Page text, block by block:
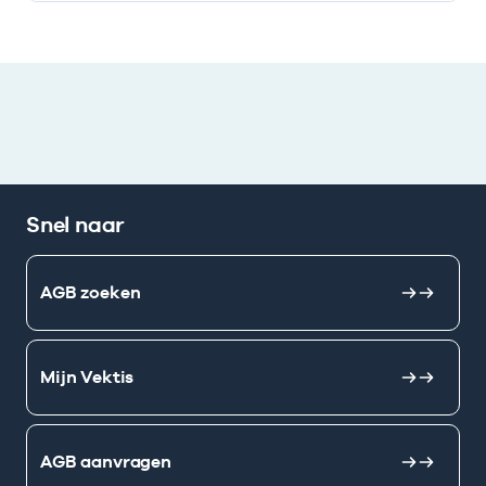
Snel naar
AGB zoeken
Mijn Vektis
AGB aanvragen